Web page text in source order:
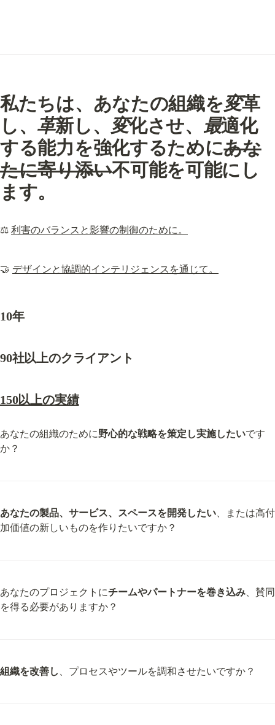
私たちは、あなたの組織を変革
し、 革新し、 変化させ、 最適化
する能力を強化するためにあな
たに寄り添い不可能を可能にし
ます。
⚖️ 利害のバランスと影響の制御のために。
🤝 デザインと協調的インテリジェンスを通じて。
10年
90社以上のクライアント
150以上の実績
あなたの組織のために野心的な戦略を策定し実施したいです
か？
あなたの製品、サービス、スペースを開発したい 、または高付
加価値の新しいものを作りたいですか？
あなたのプロジェクトにチームやパートナーを巻き込み 、賛同
を得る必要がありますか？
組織を改善し 、プロセスやツールを調和させたいですか？